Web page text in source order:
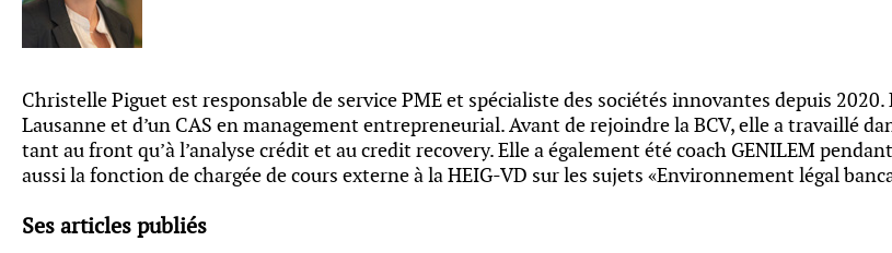
Christelle Piguet est responsable de service PME et spécialiste des sociétés innovantes depuis
Lausanne et d’un CAS en management entrepreneurial. Avant de rejoindre la BCV, elle a travaillé
tant au front qu’à l’analyse crédit et au credit recovery. Elle a également été coach GENILEM
aussi la fonction de chargée de cours externe à la HEIG-VD sur les sujets «Environnement légal
Ses articles publiés